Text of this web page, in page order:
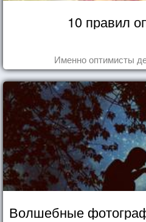
10 правил
Именно оптимисты
Волшебные